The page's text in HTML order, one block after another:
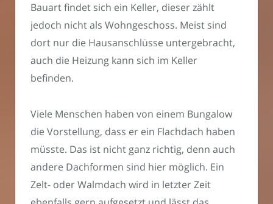
Bauart findet sich ein Keller, dieser zählt
jedoch nicht als Wohngeschoss. Meist sind
dort nur die Hausanschlüsse untergebracht,
auch die Heizung kann sich im Keller
befinden.
Viele Menschen haben von einem Bungalow
die Vorstellung, dass er ein Flachdach haben
müsste. Das ist nicht ganz richtig, denn auch
andere Dachformen sind hier möglich. Ein
Zelt- oder Walmdach wird in letzter Zeit